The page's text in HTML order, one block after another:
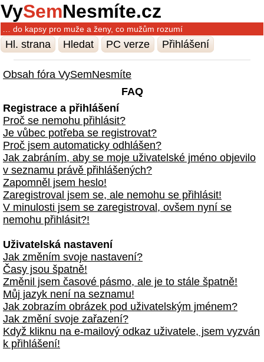
VySemNesmíte.cz
… do kapsy pro muže a ženy, co mužům rozumí
Hl. strana Hledat PC verze Přihlášení
Obsah fóra VySemNesmíte
FAQ
Registrace a přihlášení
Proč se nemohu přihlásit?
Je vůbec potřeba se registrovat?
Proč jsem automaticky odhlášen?
Jak zabráním, aby se moje uživatelské jméno objevilo
v seznamu právě přihlášených?
Zapomněl jsem heslo!
Zaregistroval jsem se, ale nemohu se přihlásit!
V minulosti jsem se zaregistroval, ovšem nyní se
nemohu přihlásit?!
Uživatelská nastavení
Jak změním svoje nastavení?
Časy jsou špatně!
Změnil jsem časové pásmo, ale je to stále špatně!
Můj jazyk není na seznamu!
Jak zobrazím obrázek pod uživatelským jménem?
Jak změní svoje zařazení?
Když kliknu na e-mailový odkaz uživatele, jsem vyzván
k přihlášení!